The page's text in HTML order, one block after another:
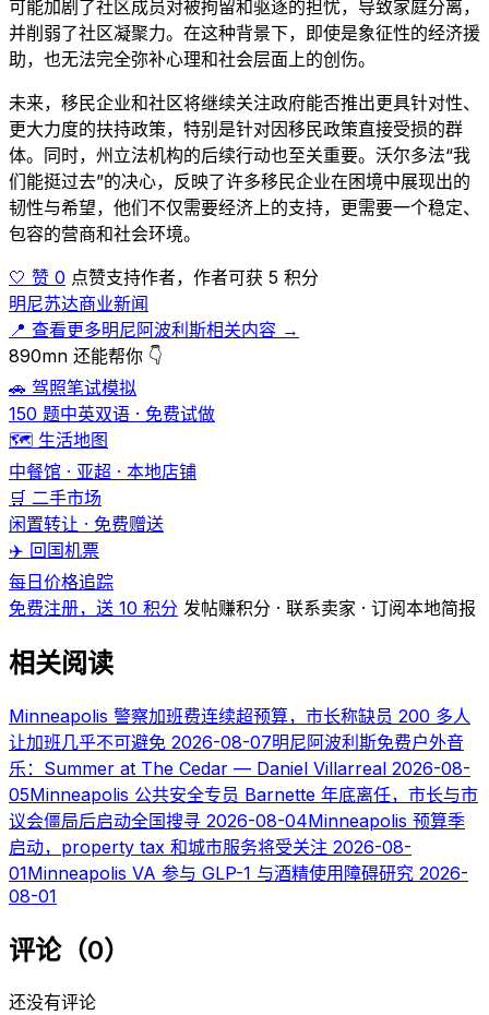
可能加剧了社区成员对被拘留和驱逐的担忧，导致家庭分离，
并削弱了社区凝聚力。在这种背景下，即使是象征性的经济援
助，也无法完全弥补心理和社会层面上的创伤。
未来，移民企业和社区将继续关注政府能否推出更具针对性、
更大力度的扶持政策，特别是针对因移民政策直接受损的群
体。同时，州立法机构的后续行动也至关重要。沃尔多法“我
们能挺过去”的决心，反映了许多移民企业在困境中展现出的
韧性与希望，他们不仅需要经济上的支持，更需要一个稳定、
包容的营商和社会环境。
🤍 赞 0 点赞支持作者，作者可获 5 积分
明尼苏达商业新闻
📍 查看更多明尼阿波利斯相关内容 →
890mn 还能帮你 👇
🚗 驾照笔试模拟
150 题中英双语 · 免费试做
🗺️ 生活地图
中餐馆 · 亚超 · 本地店铺
🛒 二手市场
闲置转让 · 免费赠送
✈️ 回国机票
每日价格追踪
免费注册，送 10 积分 发帖赚积分 · 联系卖家 · 订阅本地简报
相关阅读
Minneapolis 警察加班费连续超预算，市长称缺员 200 多人
让加班几乎不可避免 2026-08-07明尼阿波利斯免费户外音
乐：Summer at The Cedar — Daniel Villarreal 2026-08-
05Minneapolis 公共安全专员 Barnette 年底离任，市长与市
议会僵局后启动全国搜寻 2026-08-04Minneapolis 预算季
启动，property tax 和城市服务将受关注 2026-08-
01Minneapolis VA 参与 GLP-1 与酒精使用障碍研究 2026-
08-01
评论（0）
还没有评论